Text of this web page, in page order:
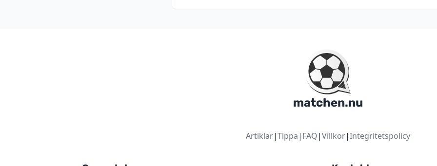
matchen.nu
Artiklar|Tippa| FAQ|Villkor|Integritetspolicy